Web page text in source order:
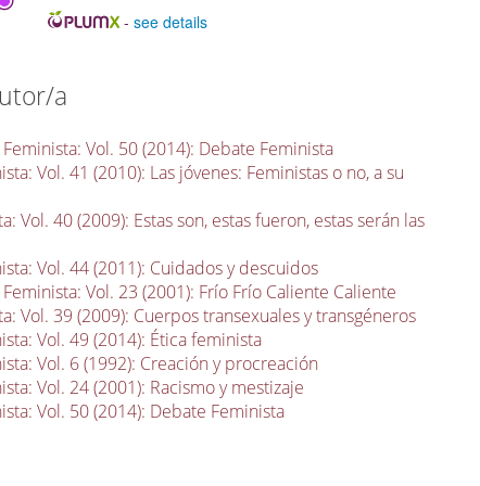
-see details
a
Vol. 50 (2014): Debate Feminista
Vol. 41 (2010): Las jóvenes: Feministas o no, a su
Vol. 40 (2009): Estas son, estas fueron, estas serán las
Vol. 44 (2011): Cuidados y descuidos
Vol. 23 (2001): Frío Frío Caliente Caliente
Vol. 39 (2009): Cuerpos transexuales y transgéneros
Vol. 49 (2014): Ética feminista
Vol. 6 (1992): Creación y procreación
Vol. 24 (2001): Racismo y mestizaje
Vol. 50 (2014): Debate Feminista